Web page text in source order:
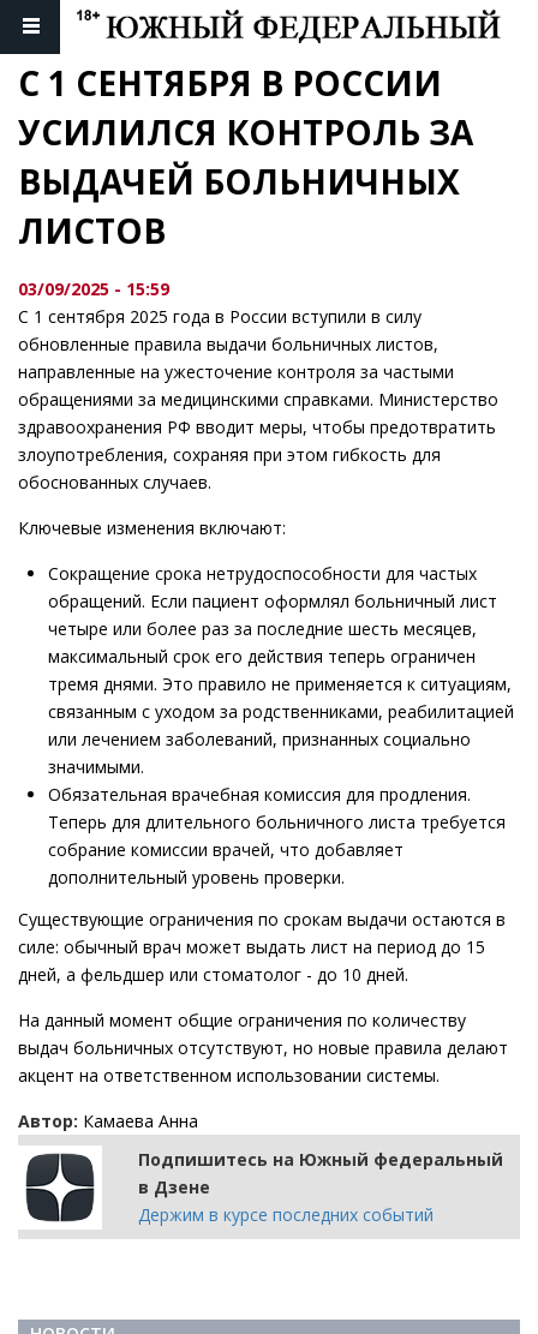
С 1 СЕНТЯБРЯ В РОССИИ
УСИЛИЛСЯ КОНТРОЛЬ ЗА
ВЫДАЧЕЙ БОЛЬНИЧНЫХ
ЛИСТОВ
03/09/2025 - 15:59
С 1 сентября 2025 года в России вступили в силу
обновленные правила выдачи больничных листов,
направленные на ужесточение контроля за частыми
обращениями за медицинскими справками. Министерство
здравоохранения РФ вводит меры, чтобы предотвратить
злоупотребления, сохраняя при этом гибкость для
обоснованных случаев.
Ключевые изменения включают:
Сокращение срока нетрудоспособности для частых
обращений. Если пациент оформлял больничный лист
четыре или более раз за последние шесть месяцев,
максимальный срок его действия теперь ограничен
тремя днями. Это правило не применяется к ситуациям,
связанным с уходом за родственниками, реабилитацией
или лечением заболеваний, признанных социально
значимыми.
Обязательная врачебная комиссия для продления.
Теперь для длительного больничного листа требуется
собрание комиссии врачей, что добавляет
дополнительный уровень проверки.
Существующие ограничения по срокам выдачи остаются в
силе: обычный врач может выдать лист на период до 15
дней, а фельдшер или стоматолог - до 10 дней.
На данный момент общие ограничения по количеству
выдач больничных отсутствуют, но новые правила делают
акцент на ответственном использовании системы.
Автор: Камаева Анна
Подпишитесь на Южный федеральный
в Дзене
Держим в курсе последних событий